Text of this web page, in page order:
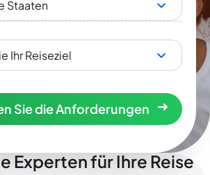
Staaten
Ihr Reiseziel
Sie die Anforderungen
Experten für Ihre Reise